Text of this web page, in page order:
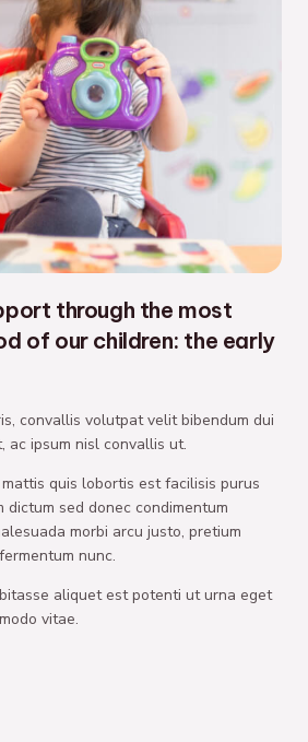
through the most
of our children: the early
convallis volutpat velit bibendum dui
ac ipsum nisl convallis ut.
quis lobortis est facilisis purus
dictum sed donec condimentum
morbi arcu justo, pretium
nunc.
aliquet est potenti ut urna eget
vitae.